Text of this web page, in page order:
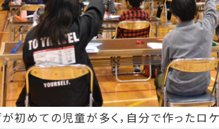
初めての児童が多く，自分で作ったロ